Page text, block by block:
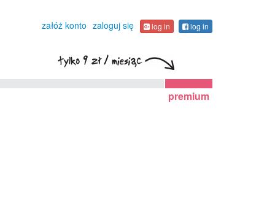
załóż konto zaloguj się log in log in
premium